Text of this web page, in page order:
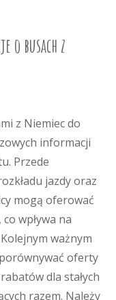
o busach z
z Niemiec do
informacji
Przede
jazdy oraz
mogą oferować
wpływa na
ważnym
oferty
dla stałych
razem. Należy